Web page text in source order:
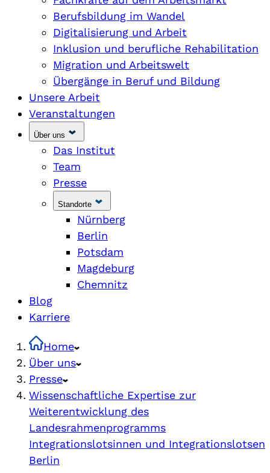
Berufsbildung im Wandel
Digitalisierung und Arbeit
Inklusion und berufliche Rehabilitation
Migration und Arbeitswelt
Übergänge in Beruf und Bildung
Unsere Arbeit
Veranstaltungen
Über uns
Das Institut
Team
Presse
Standorte
Nürnberg
Berlin
Potsdam
Magdeburg
Chemnitz
Blog
Karriere
Home
Über uns
Presse
Wissenschaftliche Expertise zur
Weiterentwicklung des
Landesrahmenprogramms
Integrationslotsinnen und Integrationslotsen
Berlin